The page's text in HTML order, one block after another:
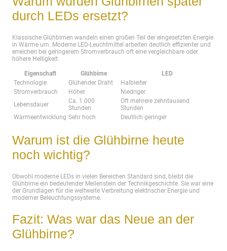
durch LEDs ersetzt?
Klassische Glühbirnen wandeln einen großen Teil der eingesetzten Energie
in Wärme um. Moderne LED-Leuchtmittel arbeiten deutlich effizienter und
erreichen bei geringerem Stromverbrauch oft eine vergleichbare oder
höhere Helligkeit.
Eigenschaft Glühbirne
LED
Technologie
Glühender Draht
Halbleiter
Stromverbrauch
Höher
Niedriger
Lebensdauer
Ca. 1.000
Stunden
Oft mehrere zehntausend
Stunden
Wärmeentwicklung Sehr hoch Deutlich geringer
Warum ist die Glühbirne heute
noch wichtig?
Obwohl moderne LEDs in vielen Bereichen Standard sind, bleibt die
Glühbirne ein bedeutender Meilenstein der Technikgeschichte. Sie war eine
der Grundlagen für die weltweite Verbreitung elektrischer Energie und
moderner Beleuchtungssysteme.
Fazit: Was war das Neue an der
Glühbirne?